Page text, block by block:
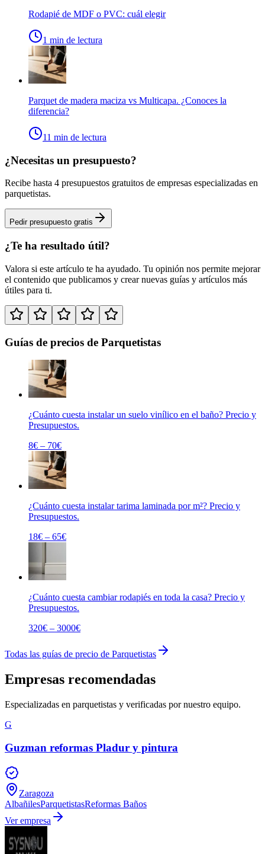
Rodapié de MDF o PVC: cuál elegir
1 min de lectura
Parquet de madera maciza vs Multicapa. ¿Conoces la
diferencia?
11 min de lectura
¿Necesitas un presupuesto?
Recibe hasta 4 presupuestos gratuitos de empresas especializadas en
parquetistas.
Pedir presupuesto gratis
¿Te ha resultado útil?
Valora si este artículo te ha ayudado. Tu opinión nos permite mejorar
el contenido que publicamos y crear nuevas guías y artículos más
útiles para ti.
Guías de precios de Parquetistas
¿Cuánto cuesta instalar un suelo vinílico en el baño? Precio y
Presupuestos.
8€ – 70€
¿Cuánto cuesta instalar tarima laminada por m²? Precio y
Presupuestos.
18€ – 65€
¿Cuánto cuesta cambiar rodapiés en toda la casa? Precio y
Presupuestos.
320€ – 3000€
Todas las guías de precio de Parquetistas
Empresas recomendadas
Especializadas en parquetistas y verificadas por nuestro equipo.
G
Guzman reformas Pladur y pintura
Zaragoza
AlbañilesParquetistasReformas Baños
Ver empresa